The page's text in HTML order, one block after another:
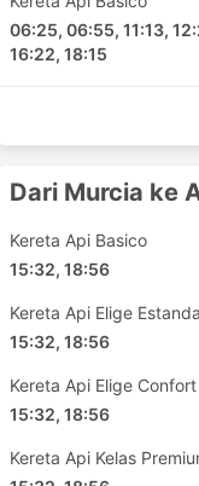
Alicante -
Burgos -
Madrid -
Madrid - Burgos
Barcelona -
Perpignan -
Valencia
Madrid -
Cuenca -
Alicante -
06:25, 06:55, 11:13,
16:22, 18:15
Dari Murcia ke
Kereta Api Basico
15:32, 18:56
Kereta Api Elige
15:32, 18:56
Kereta Api Elige Confort
15:32, 18:56
Kereta Api Kelas